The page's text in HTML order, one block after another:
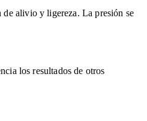
de alivio y ligereza. La presión se
los resultados de otros